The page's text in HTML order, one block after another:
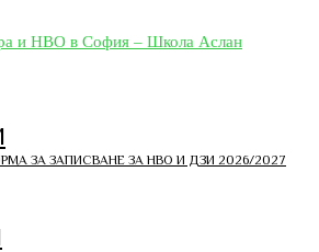
ЗА ЗАПИСВАНЕ ЗА НВО И ДЗИ 2026/2027